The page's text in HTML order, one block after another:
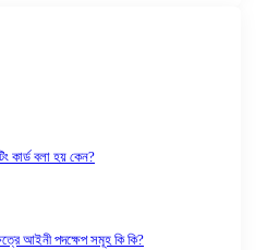
কার্ড বলা হয় কেন?
আইনী পদক্ষেপ সমূহ কি কি?